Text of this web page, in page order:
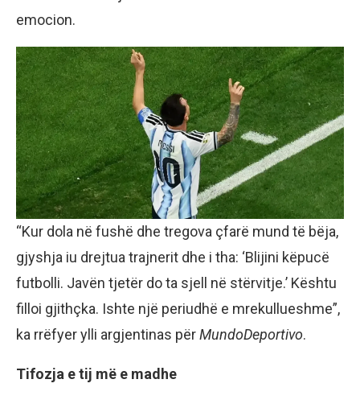
emocion.
“Kur dola në fushë dhe tregova çfarë mund të bëja,
gjyshja iu drejtua trajnerit dhe i tha: ‘Blijini këpucë
futbolli. Javën tjetër do ta sjell në stërvitje.’ Kështu
filloi gjithçka. Ishte një periudhë e mrekullueshme”,
ka rrëfyer ylli argjentinas përMundoDeportivo.
Tifozja e tij më e madhe